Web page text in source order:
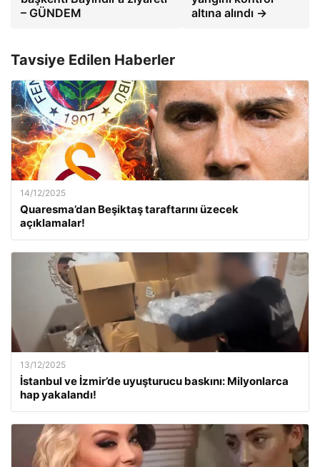
– GÜNDEM
altına alındı →
Tavsiye Edilen Haberler
14/12/2025
Quaresma’dan Beşiktaş taraftarını üzecek
açıklamalar!
13/12/2025
İstanbul ve İzmir’de uyuşturucu baskını: Milyonlarca
hap yakalandı!